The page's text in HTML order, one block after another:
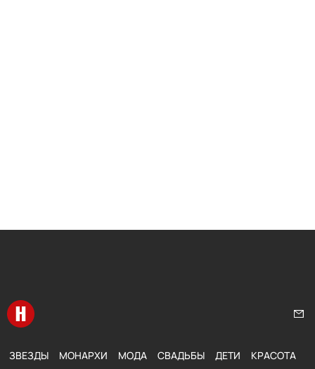
Перейти на главную
ЗВЕЗДЫ МОНАРХИ МОДА СВАДЬБЫ ДЕТИ КРАСОТА